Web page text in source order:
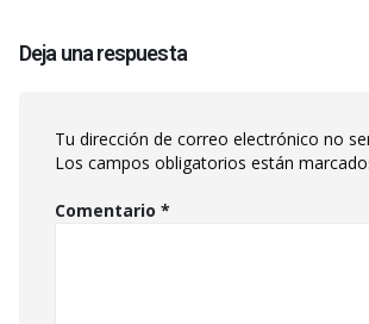
Deja una respuesta
Tu dirección de correo electrónico no
Los campos obligatorios están
Comentario *